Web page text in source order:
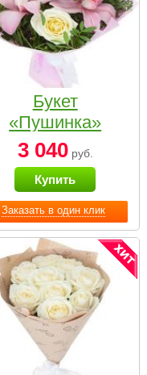
Заказать в один клик
Букет
«Пушинка»
3 040руб.
Купить